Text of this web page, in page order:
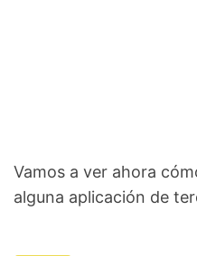
Vamos a ver ahora
alguna aplicación de